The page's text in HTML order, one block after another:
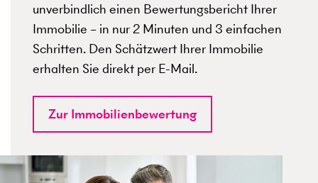
unverbindlich einen Bewertungsbericht Ihrer
Immobilie – in nur 2 Minuten und 3 einfachen
Schritten. Den Schätzwert Ihrer Immobilie
erhalten Sie direkt per E-Mail.
Zur Immobilienbewertung